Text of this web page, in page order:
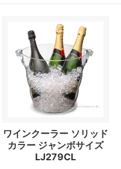
ワインクーラー ソリッド
カラー ジャンボサイズ
LJ279CL